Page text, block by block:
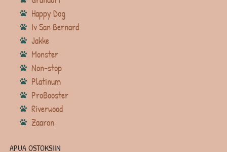
Happy Dog
Iv San Bernard
Jakke
Monster
Non-stop
Platinum
ProBooster
Riverwood
Zaaron
APUA OSTOKSIIN